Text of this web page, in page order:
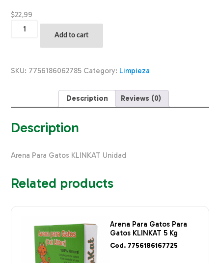
$22,99
Para
KLINKAT
Add to cart
SKU: 7756186062785 Category: Limpieza
Description Reviews (0)
Description
Arena Para Gatos KLINKAT Unidad
Related products
Arena Para Gatos Para
Gatos KLINKAT 5 Kg
Cod. 7756186167725